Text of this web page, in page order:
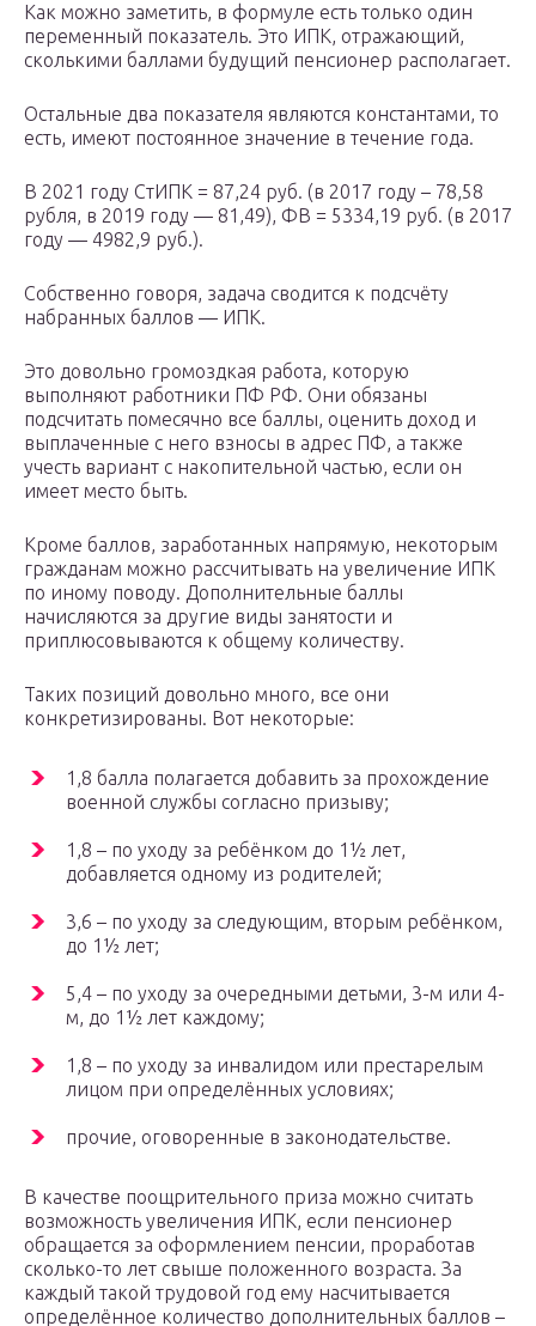
Как можно заметить, в формуле есть только один
переменный показатель. Это ИПК, отражающий,
сколькими баллами будущий пенсионер располагает.
Остальные два показателя являются константами, то
есть, имеют постоянное значение в течение года.
В 2021 году СтИПК = 87,24 руб. (в 2017 году – 78,58
рубля, в 2019 году — 81,49), ФВ = 5334,19 руб. (в 2017
году — 4982,9 руб.).
Собственно говоря, задача сводится к подсчёту
набранных баллов — ИПК.
Это довольно громоздкая работа, которую
выполняют работники ПФ РФ. Они обязаны
подсчитать помесячно все баллы, оценить доход и
выплаченные с него взносы в адрес ПФ, а также
учесть вариант с накопительной частью, если он
имеет место быть.
Кроме баллов, заработанных напрямую, некоторым
гражданам можно рассчитывать на увеличение ИПК
по иному поводу. Дополнительные баллы
начисляются за другие виды занятости и
приплюсовываются к общему количеству.
Таких позиций довольно много, все они
конкретизированы. Вот некоторые:
1,8 балла полагается добавить за прохождение
военной службы согласно призыву;
1,8 – по уходу за ребёнком до 1½ лет,
добавляется одному из родителей;
3,6 – по уходу за следующим, вторым ребёнком,
до 1½ лет;
5,4 – по уходу за очередными детьми, 3-м или 4-
м, до 1½ лет каждому;
1,8 – по уходу за инвалидом или престарелым
лицом при определённых условиях;
прочие, оговоренные в законодательстве.
В качестве поощрительного приза можно считать
возможность увеличения ИПК, если пенсионер
обращается за оформлением пенсии, проработав
сколько-то лет свыше положенного возраста. За
каждый такой трудовой год ему насчитывается
определённое количество дополнительных баллов –